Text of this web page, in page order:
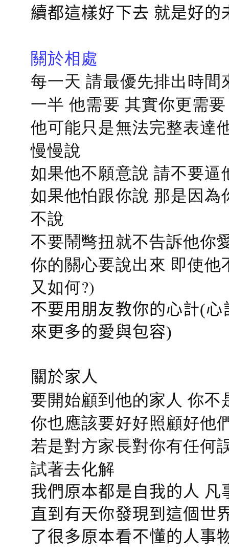
續都這樣好下去 就是好的
關於相處
每一天 請最優先排出時
一半 他需要 其實你更需要
他可能只是無法完整表達
慢慢說
如果他不願意說 請不要逼
如果他怕跟你說 那是因
不說
不要鬧彆扭就不告訴他你
你的關心要說出來 即使
又如何?)
不要用朋友教你的心計(
來更多的愛與包容)
關於家人
要開始顧到他的家人 你
你也應該要好好照顧好他
若是對方家長對你有任何
試著去化解
我們原本都是自我的人
直到有天你發現到這個世
了很多原本看不懂的人事